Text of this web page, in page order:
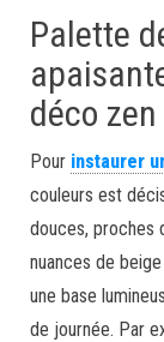
Palette
déco zen
Pour instaurer
couleurs est
douces, proches
nuances de
une base
de journée. Par